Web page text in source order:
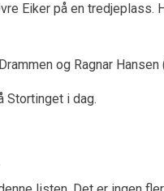
Eiker på en tredjeplass.
og Ragnar
Stortinget i dag.